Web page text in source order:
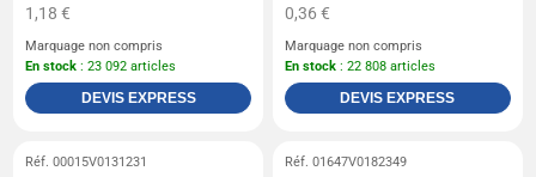
1,18 €
Marquage non compris
En stock : 23 092 articles
DEVIS EXPRESS
0,36 €
Marquage non compris
En stock : 22 808 articles
DEVIS EXPRESS
Réf. 00015V0131231 Réf. 01647V0182349